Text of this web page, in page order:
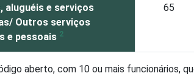
aluguéis e serviços
Outros serviços
e pessoais 2
65
aberto, com 10 ou mais funcionários,